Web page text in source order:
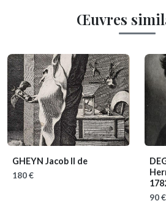
Œuvres
GHEYN Jacob II de
180 €
90 €